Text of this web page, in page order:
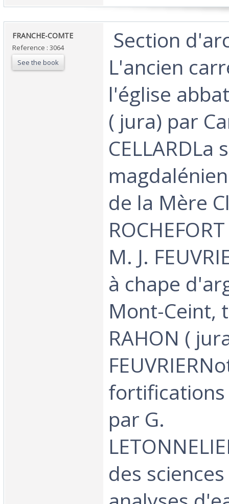
‎FRANCHE-COMTE‎
Reference : 3064
See the book
Section
L'ancien
l'église
( jura) par
CELLARDLa
de la Mère
M. J.
à chape
Mont-Ceint,
RAHON (
fortifications
par G.
des